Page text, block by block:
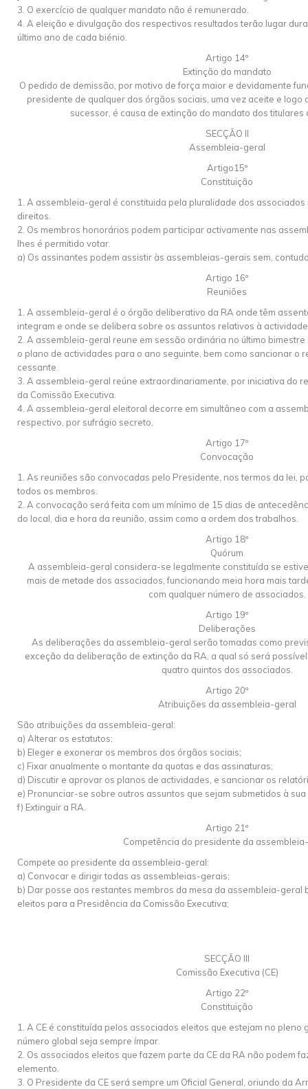
3. O exercício de qualquer mandato não é remunerado.
4. A eleição e divulgação dos respectivos resultados terão lugar
último ano de cada biénio.
Artigo 14º
Extinção do mandato
O pedido de demissão, por motivo de força maior e devidamente
presidente de qualquer dos órgãos sociais, uma vez aceite e logo
sucessor, é causa de extinção do mandato dos titulares
SECÇÃO II
Assembleia-geral
Artigo15º
Constituição
1. A assembleia-geral é constituida pela pluralidade dos
direitos.
2. Os membros honorários podem participar activamente nas
lhes é permitido votar.
a) Os assinantes podem assistir às assembleias-gerais sem,
Artigo 16º
Reuniões
1. A assembleia-geral é o órgão deliberativo da RA onde têm
integram e onde se delibera sobre os assuntos relativos à
2. A assembleia-geral reune em sessão ordinária no último
o plano de actividades para o ano seguinte, bem como sancionar o
cessante.
3. A assembleia-geral reúne extraordinariamente, por iniciativa do
da Comissão Executiva.
4. A assembleia-geral eleitoral decorre em simultâneo com a
respectivo, por sufrágio secreto.
Artigo 17º
Convocação
1. As reuniões são convocadas pelo Presidente, nos termos da lei,
todos os membros.
2. A convocação será feita com um mínimo de 15 dias de
do local, dia e hora da reunião, assim como a ordem dos trabalhos.
Artigo 18º
Quórum
A assembleia-geral considera-se legalmente constituída se
mais de metade dos associados, funcionando meia hora mais
com qualquer número de associados.
Artigo 19º
Deliberações
As deliberações da assembleia-geral serão tomadas como
exceção da deliberação de extinção da RA, a qual só será
quatro quintos dos associados.
Artigo 20º
Atribuições da assembleia-geral
São atribuições da assembleia-geral:
a) Alterar os estatutos;
b) Eleger e exonerar os membros dos órgãos sociais;
c) Fixar anualmente o montante da quotas e das assinaturas;
d) Discutir e aprovar os planos de actividades, e sancionar os
e) Pronunciar-se sobre outros assuntos que sejam submetidos à
f) Extinguir a RA.
Artigo 21º
Competência do presidente da
Compete ao presidente da assembleia-geral:
a) Convocar e dirigir todas as assembleias-gerais;
b) Dar posse aos restantes membros da mesa da assembleia-geral
eleitos para a Presidência da Comissão Executiva;
SECÇÃO III
Comissão Executiva (CE)
Artigo 22º
Constituição
1. A CE é constituída pelos associados eleitos que estejam no pleno
número global seja sempre ímpar.
2. Os associados eleitos que fazem parte da CE da RA não podem
elemento.
3. O Presidente da CE será sempre um Oficial General, oriundo da